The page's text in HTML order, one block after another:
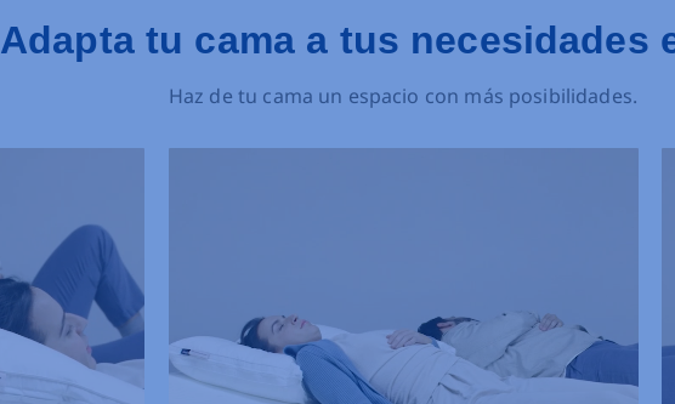
Adapta tu cama a tus necesidades
Haz de tu cama un espacio con más posibilidades.